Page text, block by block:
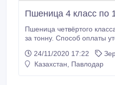
Пшеница 4 класс по
Пшеница четвёртого класса по цене 12500 рублей
за тонну. Способ оплаты
24/11/2020 17:22
Казахстан, Павлодар